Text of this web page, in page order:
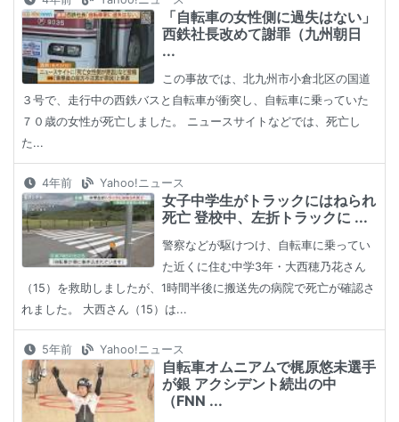
「自転車の女性側に過失はない」
西鉄社長改めて謝罪（九州朝日
...
この事故では、北九州市小倉北区の国道
３号で、走行中の西鉄バスと自転車が衝突し、自転車に乗っていた
７０歳の女性が死亡しました。 ニュースサイトなどでは、死亡し
た...
4年前 Yahoo!ニュース
女子中学生がトラックにはねられ
死亡 登校中、左折トラックに ...
警察などが駆けつけ、自転車に乗ってい
た近くに住む中学3年・大西穂乃花さん
（15）を救助しましたが、1時間半後に搬送先の病院で死亡が確認さ
れました。 大西さん（15）は...
5年前 Yahoo!ニュース
自転車オムニアムで梶原悠未選手
が銀 アクシデント続出の中
（FNN ...